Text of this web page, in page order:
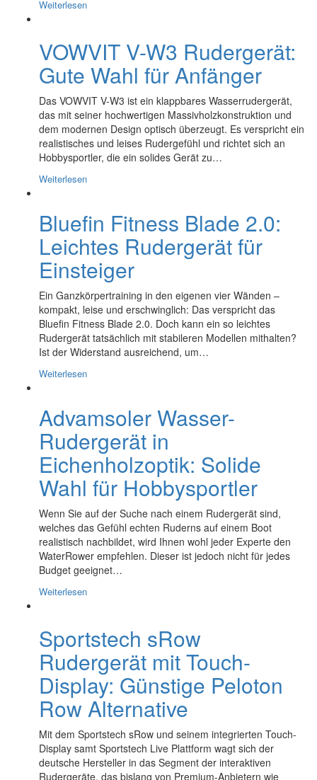
Weiterlesen
VOWVIT V-W3 Rudergerät:
Gute Wahl für Anfänger
Das VOWVIT V-W3 ist ein klappbares Wasserrudergerät,
das mit seiner hochwertigen Massivholzkonstruktion und
dem modernen Design optisch überzeugt. Es verspricht ein
realistisches und leises Rudergefühl und richtet sich an
Hobbysportler, die ein solides Gerät zu…
Weiterlesen
Bluefin Fitness Blade 2.0:
Leichtes Rudergerät für
Einsteiger
Ein Ganzkörpertraining in den eigenen vier Wänden –
kompakt, leise und erschwinglich: Das verspricht das
Bluefin Fitness Blade 2.0. Doch kann ein so leichtes
Rudergerät tatsächlich mit stabileren Modellen mithalten?
Ist der Widerstand ausreichend, um…
Weiterlesen
Advamsoler Wasser-
Rudergerät in
Eichenholzoptik: Solide
Wahl für Hobbysportler
Wenn Sie auf der Suche nach einem Rudergerät sind,
welches das Gefühl echten Ruderns auf einem Boot
realistisch nachbildet, wird Ihnen wohl jeder Experte den
WaterRower empfehlen. Dieser ist jedoch nicht für jedes
Budget geeignet…
Weiterlesen
Sportstech sRow
Rudergerät mit Touch-
Display: Günstige Peloton
Row Alternative
Mit dem Sportstech sRow und seinem integrierten Touch-
Display samt Sportstech Live Plattform wagt sich der
deutsche Hersteller in das Segment der interaktiven
Rudergeräte, das bislang von Premium-Anbietern wie